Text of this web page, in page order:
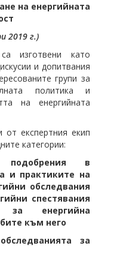
на енергийната
2019 г.)
изготвени като
и допитвания
групи за
политика и
на енергийната
експертния екип
категории:
подобрения в
и практиките на
обследвания
спестявания
за енергийна
към него
за